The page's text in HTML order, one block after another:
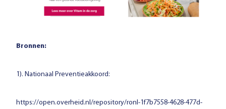
Bronnen:
1). Nationaal Preventieakkoord:
https://open.overheid.nl/repository/ronl-1f7b7558-4628-477d-